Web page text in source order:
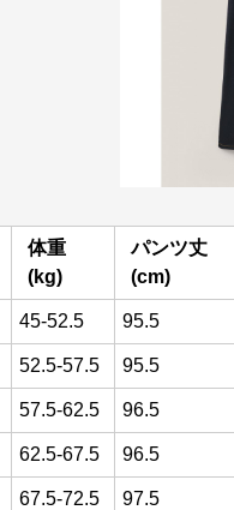
体重
(kg)
パンツ丈
(cm)
45-52.5 95.5
52.5-57.5 95.5
57.5-62.5 96.5
62.5-67.5 96.5
67.5-72.5 97.5